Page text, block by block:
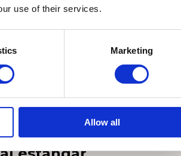
use of their services.
Marketing
Allow all
piso con:
Más información